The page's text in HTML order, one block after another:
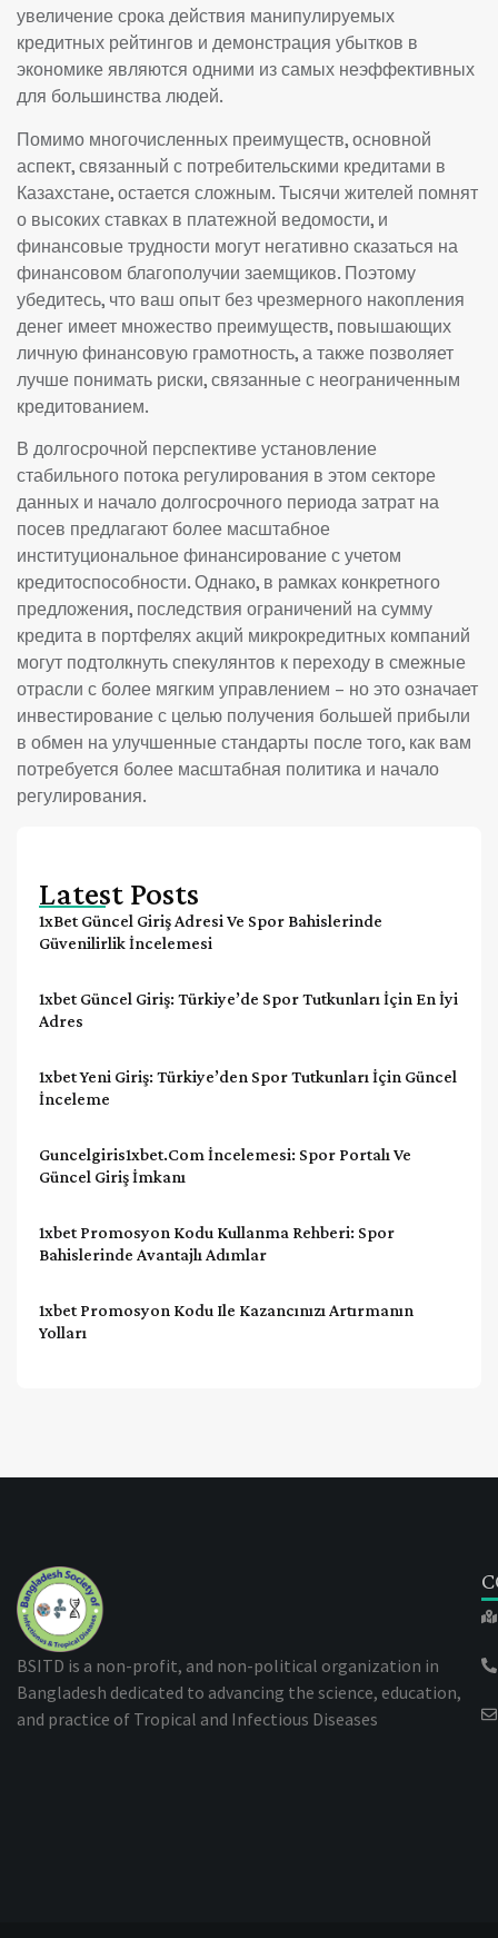
увеличение срока действия манипулируемых
кредитных рейтингов и демонстрация убытков в
экономике являются одними из самых неэффективных
для большинства людей.
Помимо многочисленных преимуществ, основной
аспект, связанный с потребительскими кредитами в
Казахстане, остается сложным. Тысячи жителей помнят
о высоких ставках в платежной ведомости, и
финансовые трудности могут негативно сказаться на
финансовом благополучии заемщиков. Поэтому
убедитесь, что ваш опыт без чрезмерного накопления
денег имеет множество преимуществ, повышающих
личную финансовую грамотность, а также позволяет
лучше понимать риски, связанные с неограниченным
кредитованием.
В долгосрочной перспективе установление
стабильного потока регулирования в этом секторе
данных и начало долгосрочного периода затрат на
посев предлагают более масштабное
институциональное финансирование с учетом
кредитоспособности. Однако, в рамках конкретного
предложения, последствия ограничений на сумму
кредита в портфелях акций микрокредитных компаний
могут подтолкнуть спекулянтов к переходу в смежные
отрасли с более мягким управлением – но это означает
инвестирование с целью получения большей прибыли
в обмен на улучшенные стандарты после того, как вам
потребуется более масштабная политика и начало
регулирования.
Latest Posts
1xBet Güncel Giriş Adresi Ve Spor Bahislerinde
Güvenilirlik İncelemesi
1xbet Güncel Giriş: Türkiye’de Spor Tutkunları İçin En İyi
Adres
1xbet Yeni Giriş: Türkiye’den Spor Tutkunları İçin Güncel
İnceleme
Guncelgiris1xbet.com İncelemesi: Spor Portalı Ve
Güncel Giriş İmkanı
1xbet Promosyon Kodu Kullanma Rehberi: Spor
Bahislerinde Avantajlı Adımlar
1xbet Promosyon Kodu Ile Kazancınızı Artırmanın
Yolları
BSITD is a non-profit, and non-political organization in
Bangladesh dedicated to advancing the science, education,
and practice of Tropical and Infectious Diseases